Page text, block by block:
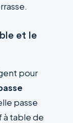
et le
pour
passe
à table de